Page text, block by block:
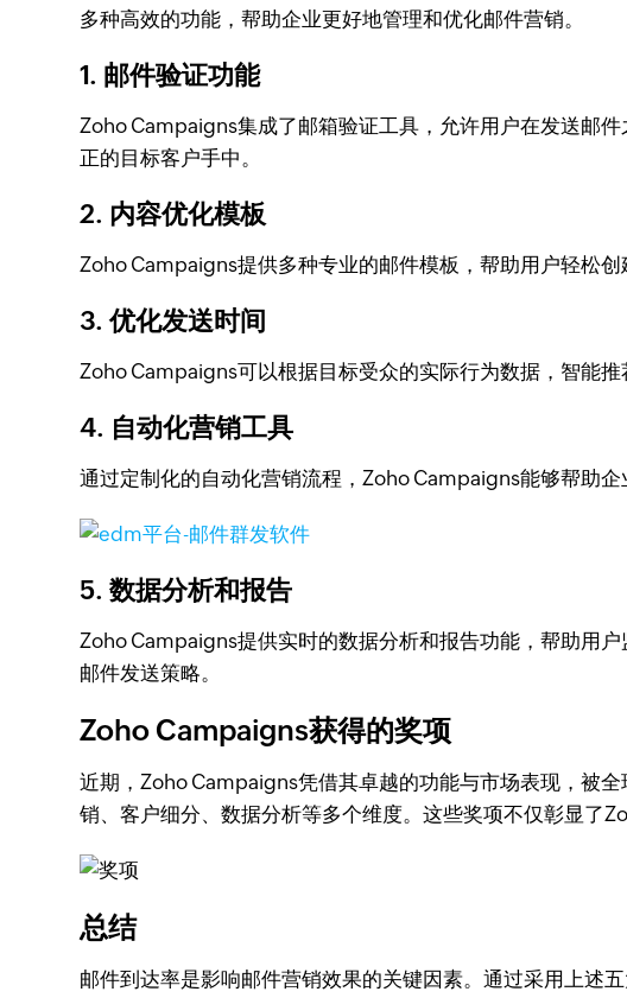
多种高效的功能，帮助企业更好地管理和优化邮件营销。
1. 邮件验证功能
Zoho Campaigns集成了邮箱验证工具，允许用户在发送邮
正的目标客户手中。
2. 内容优化模板
Zoho Campaigns提供多种专业的邮件模板，帮助用户轻松
3. 优化发送时间
Zoho Campaigns可以根据目标受众的实际行为数据，智能
4. 自动化营销工具
通过定制化的自动化营销流程，Zoho Campaigns能够帮助
5. 数据分析和报告
Zoho Campaigns提供实时的数据分析和报告功能，帮助用
邮件发送策略。
Zoho Campaigns获得的奖项
近期，Zoho Campaigns凭借其卓越的功能与市场表现，被
销、客户细分、数据分析等多个维度。这些奖项不仅彰显了
总结
邮件到达率是影响邮件营销效果的关键因素。通过采用上述